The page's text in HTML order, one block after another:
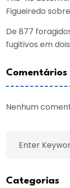
Figueiredo
De 877
fugitivos em
Comentários
Nenhum
Categorias